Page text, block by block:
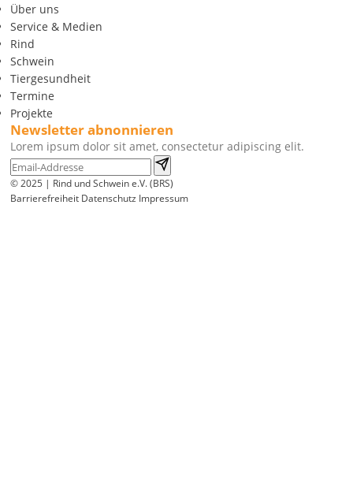
Über uns
Service & Medien
Rind
Schwein
Tiergesundheit
Termine
Projekte
Newsletter abnonnieren
Lorem ipsum dolor sit amet, consectetur adipiscing elit.
© 2025 | Rind und Schwein e.V. (BRS)
Barrierefreiheit Datenschutz Impressum